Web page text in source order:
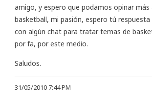
amigo, y espero que podamos opinar más
basketball, mi pasión, espero tú respuesta
con algún chat para tratar temas de
por fa, por este medio.
Saludos.
31/05/2010 7:44 PM